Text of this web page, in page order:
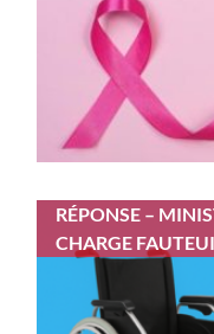
RÉPONSE –
CHARGE